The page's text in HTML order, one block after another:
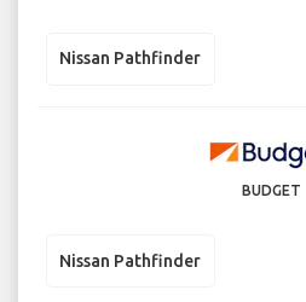
Nissan Pathfinder
BUDGET
Nissan Pathfinder